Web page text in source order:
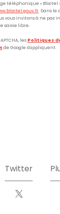
téléphonique « Bloctel
. Dans le
vous invitons à ne pas
saisie libre.
les Politiques
de Google s'appliquent.
Twitter